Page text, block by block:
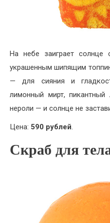
На небе заиграет
украшенным шипящим
— для сияния и
лимонный мирт,
нероли — и солнце не
Цена: 590 рублей.
Скраб для